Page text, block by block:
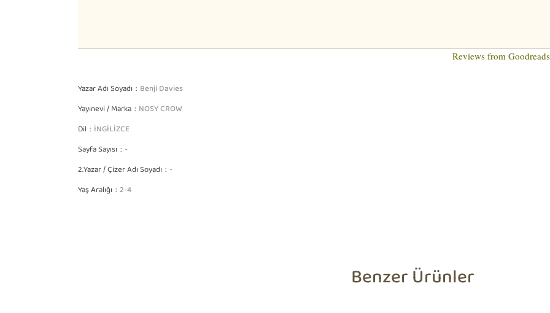
Reviews from
Yazar Adı Soyadı Benji Davies
Yayınevi / Marka NOSY CROW
Dil İNGİLİZCE
Sayfa Sayısı -
2.Yazar / Çizer Adı Soyadı -
Yaş Aralığı 2-4
Benzer Ürünler